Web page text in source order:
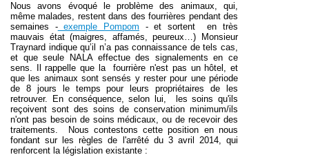
Nous avons évoqué le problème des animaux, qui,
même malades, restent dans des fourrières pendant des
semaines -exemple Pompom - et sortent en très
mauvais état (maigres, affamés, peureux…) Monsieur
Traynard indique qu’il n’a pas connaissance de tels cas,
et que seule NALA effectue des signalements en ce
sens. Il rappelle que la fourrière n'est pas un hôtel, et
que les animaux sont sensés y rester pour une période
de 8 jours le temps pour leurs propriétaires de les
retrouver. En conséquence, selon lui, les soins qu'ils
reçoivent sont des soins de conservation minimum/ils
n'ont pas besoin de soins médicaux, ou de recevoir des
traitements. Nous contestons cette position en nous
fondant sur les règles de l'arrêté du 3 avril 2014, qui
renforcent la législation existante :